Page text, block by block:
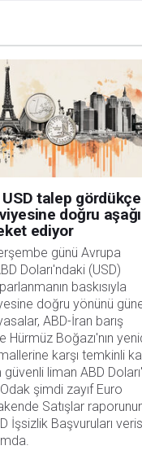
analiz, fiyatlar veya
piyasa yorumu olarak
yada dolaylı olarak
hasar için sorumluluk kabul
USD talep gördükçe
doğru aşağı
ediyor
günü Avrupa
Doları'ndaki (USD)
baskısıyla
doğru yönünü
ABD-İran barış
Hürmüz Boğazı'nın
karşı temkinli
liman ABD
şimdi zayıf Euro
Satışlar
İşsizlik Başvuruları